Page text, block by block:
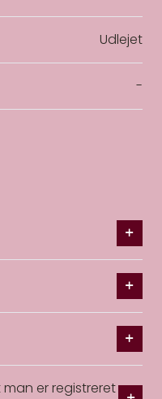
Udlejet
-
man er registreret